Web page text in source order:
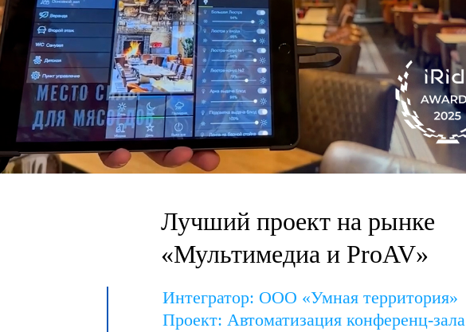
Лучший проект на рынке
«Мультимедиа и ProAV»
Интегратор: ООО «Умная территория»
Проект: Автоматизация конференц-зала